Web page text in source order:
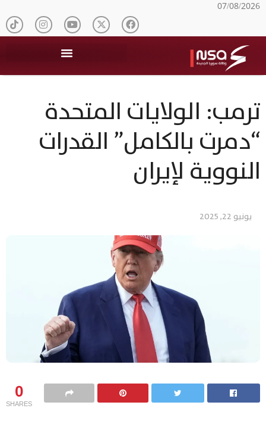
07/08/2026
ترمب: الولايات المتحدة
“دمرت بالكامل” القدرات
النووية لإيران
يونيو 22, 2025
0
SHARES